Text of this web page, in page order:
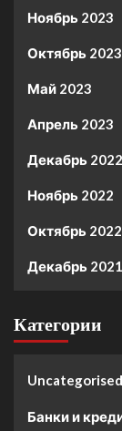
Ноябрь 2023
Октябрь 2023
Май 2023
Апрель 2023
Декабрь 2022
Ноябрь 2022
Октябрь 2022
Декабрь 2021
Категории
Uncategorised
Банки и